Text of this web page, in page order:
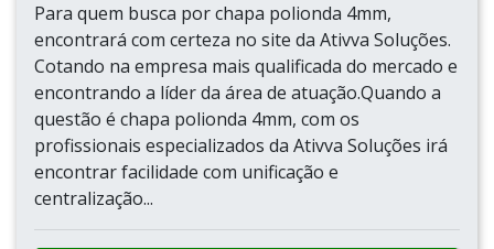
Para quem busca por chapa polionda 4mm,
encontrará com certeza no site da Ativva Soluções.
Cotando na empresa mais qualificada do mercado e
encontrando a líder da área de atuação.Quando a
questão é chapa polionda 4mm, com os
profissionais especializados da Ativva Soluções irá
encontrar facilidade com unificação e
centralização...